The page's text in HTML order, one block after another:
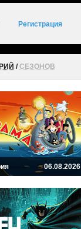
Регистрация
/СЕЗОНОВ
06.08.2026